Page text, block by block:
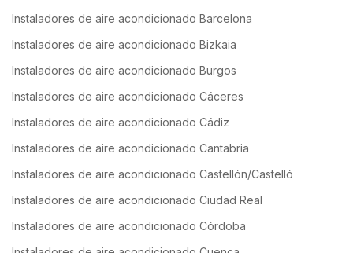
Instaladores de aire acondicionado Barcelona
Instaladores de aire acondicionado Bizkaia
Instaladores de aire acondicionado Burgos
Instaladores de aire acondicionado Cáceres
Instaladores de aire acondicionado Cádiz
Instaladores de aire acondicionado Cantabria
Instaladores de aire acondicionado Castellón/Castelló
Instaladores de aire acondicionado Ciudad Real
Instaladores de aire acondicionado Córdoba